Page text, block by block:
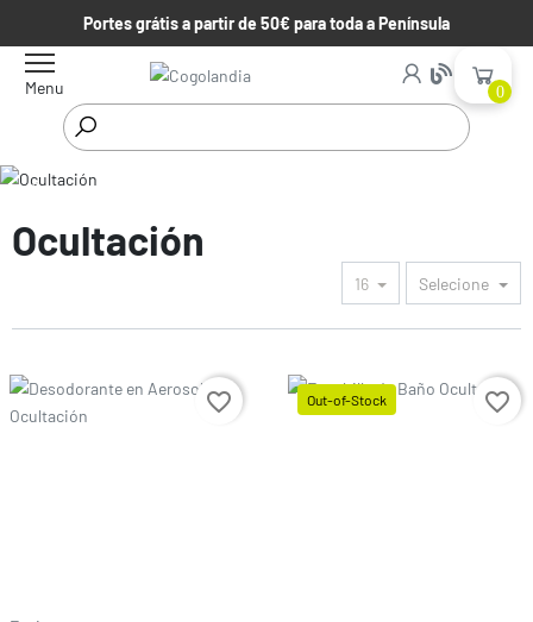
Portes grátis a partir de 50€ para toda a Península
Menu 0
Começar
Ocultación
16 Selecione
Preço favorite_border Out-of-Stock favorite_border